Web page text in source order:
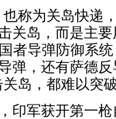
称为关岛快递
关岛，而是主
者导弹防御系
弹，还有萨德
岛，都难以突
印军获开第一